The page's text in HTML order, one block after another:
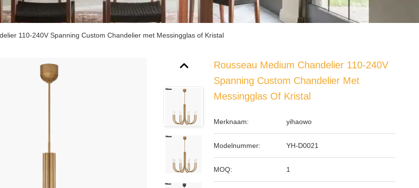
110-240V Spanning Custom Chandelier met Messingglas of Kristal
Rousseau Medium Chandelier 110-240V
Spanning Custom Chandelier Met
Messingglas Of Kristal
Merknaam: yihaowo
Modelnummer: YH-D0021
MOQ: 1